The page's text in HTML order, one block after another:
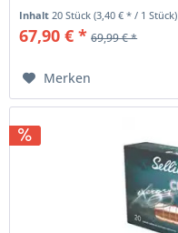
Inhalt 20 Stück(3,40 € * / 1 Stück)
67,90 € * 69,99 € *
Merken